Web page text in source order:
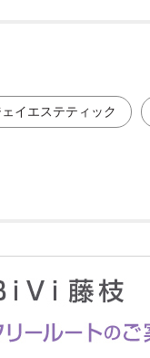
イエステティック